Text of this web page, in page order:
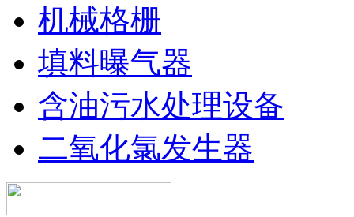
机械格栅
填料曝气器
含油污水处理设备
二氧化氯发生器